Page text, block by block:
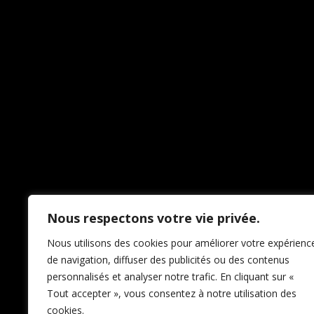
Nous respectons votre vie privée.
Nous utilisons des cookies pour améliorer votre
de navigation, diffuser des publicités ou des contenus
personnalisés et analyser notre trafic. En cliquant sur «
Tout accepter », vous consentez à notre utilisation des
cookies.